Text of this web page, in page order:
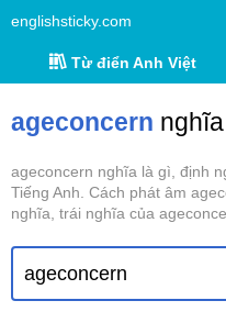
englishsticky.com
Từ điển Anh Việt
ageconcern
ageconcern nghĩa là gì, định
Tiếng Anh. Cách phát âm
nghĩa, trái nghĩa của